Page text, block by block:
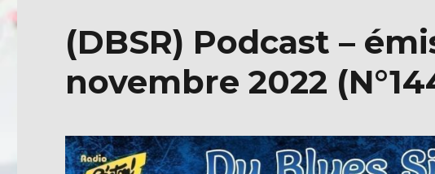
o
o
k
(DBSR) Podcast –
novembre 2022